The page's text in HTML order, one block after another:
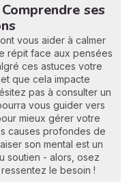
ses
vous aider à calmer
répit face aux pensées
ces astuces votre
que cela impacte
pas à consulter un
vous guider vers
mieux gérer votre
causes profondes de
son mental est un
soutien - alors, osez
le besoin !